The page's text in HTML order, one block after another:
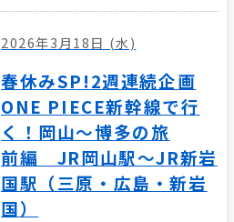
2026年3月18日 (水)
春休みSP!2週連続企画
ONE PIECE新幹線で行
く！岡山～博多の旅
前編 JR岡山駅～JR新岩
国駅（三原・広島・新岩
国）